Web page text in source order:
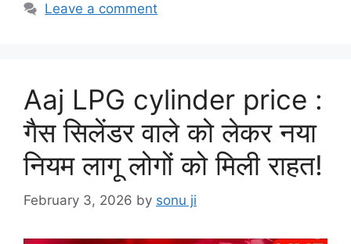
Leave a comment
Aaj LPG cylinder price :
गैस सिलेंडर वाले को लेकर नया
नियम लागू लोगों को मिली राहत!
February 3, 2026 by sonu ji